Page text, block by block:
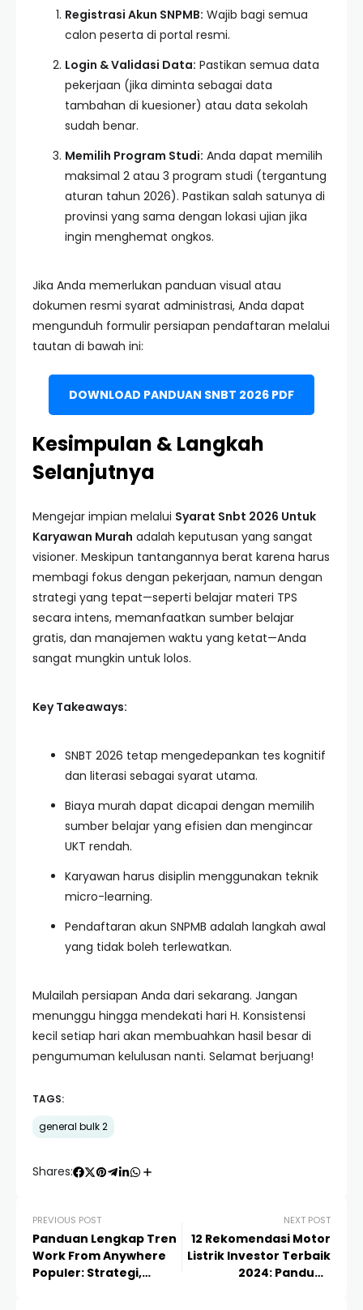
Registrasi Akun SNPMB: Wajib bagi semua
calon peserta di portal resmi.
Login & Validasi Data: Pastikan semua data
pekerjaan (jika diminta sebagai data
tambahan di kuesioner) atau data sekolah
sudah benar.
Memilih Program Studi: Anda dapat memilih
maksimal 2 atau 3 program studi (tergantung
aturan tahun 2026). Pastikan salah satunya di
provinsi yang sama dengan lokasi ujian jika
ingin menghemat ongkos.
Jika Anda memerlukan panduan visual atau
dokumen resmi syarat administrasi, Anda dapat
mengunduh formulir persiapan pendaftaran melalui
tautan di bawah ini:
DOWNLOAD PANDUAN SNBT 2026 PDF
Kesimpulan & Langkah
Selanjutnya
Mengejar impian melalui Syarat Snbt 2026 Untuk
Karyawan Murah adalah keputusan yang sangat
visioner. Meskipun tantangannya berat karena harus
membagi fokus dengan pekerjaan, namun dengan
strategi yang tepat—seperti belajar materi TPS
secara intens, memanfaatkan sumber belajar
gratis, dan manajemen waktu yang ketat—Anda
sangat mungkin untuk lolos.
Key Takeaways:
SNBT 2026 tetap mengedepankan tes kognitif
dan literasi sebagai syarat utama.
Biaya murah dapat dicapai dengan memilih
sumber belajar yang efisien dan mengincar
UKT rendah.
Karyawan harus disiplin menggunakan teknik
micro-learning.
Pendaftaran akun SNPMB adalah langkah awal
yang tidak boleh terlewatkan.
Mulailah persiapan Anda dari sekarang. Jangan
menunggu hingga mendekati hari H. Konsistensi
kecil setiap hari akan membuahkan hasil besar di
pengumuman kelulusan nanti. Selamat berjuang!
TAGS:
general bulk 2
Shares:
PREVIOUS POST
Panduan Lengkap Tren
Work From Anywhere
Populer: Strategi,
NEXT POST
12 Rekomendasi Motor
Listrik Investor Terbaik
2024: Panduan